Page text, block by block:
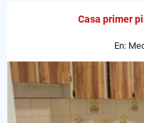
Casa primer
En: